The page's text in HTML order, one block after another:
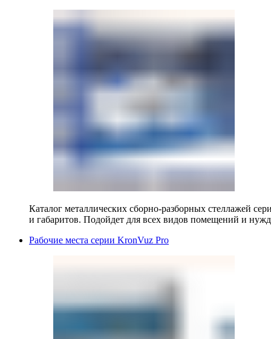
Каталог металлических сборно-разборных стеллажей
и габаритов. Подойдет для всех видов помещений и
Рабочие места серии KronVuz Pro